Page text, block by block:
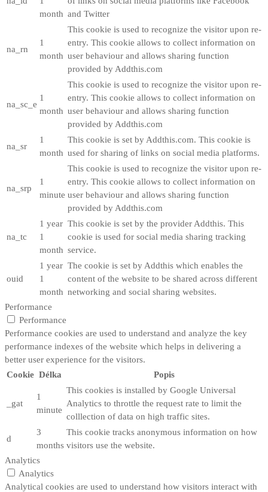
month and Twitter
na_rn
1
month
This cookie is used to recognize the visitor upon re-
entry. This cookie allows to collect information on
user behaviour and allows sharing function
provided by Addthis.com
na_sc_e
1
month
This cookie is used to recognize the visitor upon re-
entry. This cookie allows to collect information on
user behaviour and allows sharing function
provided by Addthis.com
na_sr
1
month
This cookie is set by Addthis.com. This cookie is
used for sharing of links on social media platforms.
na_srp
1
minute
This cookie is used to recognize the visitor upon re-
entry. This cookie allows to collect information on
user behaviour and allows sharing function
provided by Addthis.com
na_tc
1 year
1
month
This cookie is set by the provider Addthis. This
cookie is used for social media sharing tracking
service.
ouid
1 year
1
month
The cookie is set by Addthis which enables the
content of the website to be shared across different
networking and social sharing websites.
Performance
Performance
Performance cookies are used to understand and analyze the key
performance indexes of the website which helps in delivering a
better user experience for the visitors.
Cookie Délka Popis
_gat
1
minute
This cookies is installed by Google Universal
Analytics to throttle the request rate to limit the
colllection of data on high traffic sites.
d
3
months
This cookie tracks anonymous information on how
visitors use the website.
Analytics
Analytics
Analytical cookies are used to understand how visitors interact with